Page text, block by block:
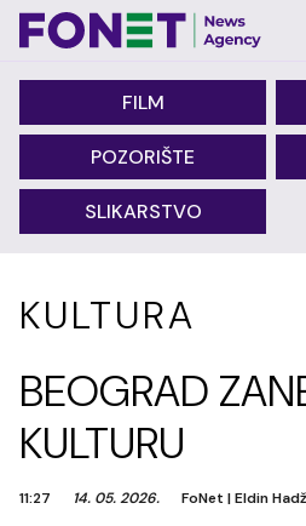
FILM
POZORIŠTE
SLIKARSTVO
KULTURA
BEOGRAD
KULTURU
11:27 14. 05. 2026. FoNet |Eldin